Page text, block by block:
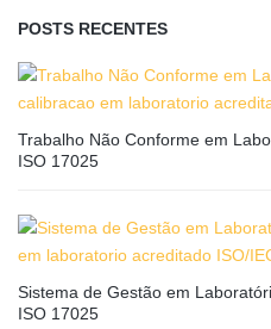
POSTS RECENTES
Trabalho Não Conforme em
ISO 17025
Sistema de Gestão em
ISO 17025